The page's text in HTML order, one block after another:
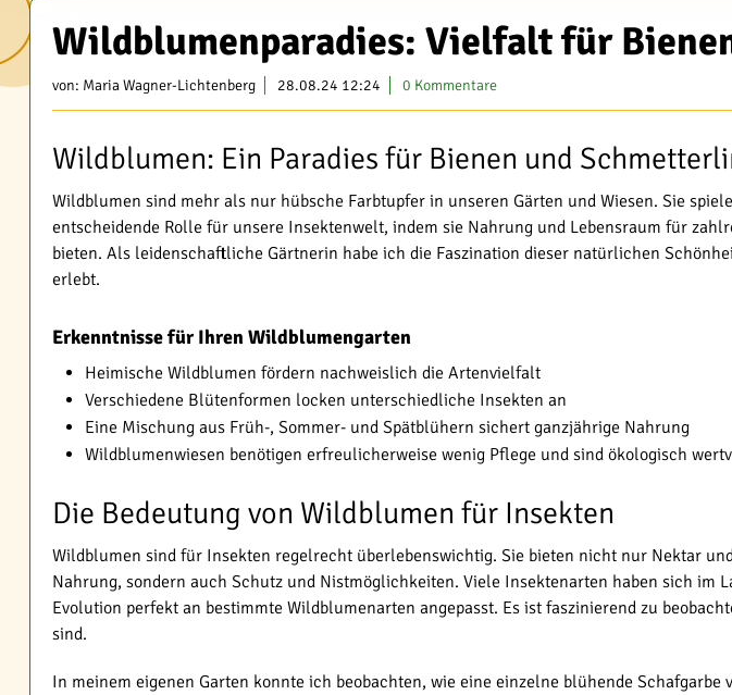
Wildblumenparadies: Vielfalt für
von: Maria Wagner-Lichtenberg 28.08.24 12:24 0 Kommentare
Wildblumen: Ein Paradies für Bienen und
Wildblumen sind mehr als nur hübsche Farbtupfer in unseren Gärten und Wiesen. Sie
entscheidende Rolle für unsere Insektenwelt, indem sie Nahrung und Lebensraum für
bieten. Als leidenschaftliche Gärtnerin habe ich die Faszination dieser natürlichen
erlebt.
Erkenntnisse für Ihren Wildblumengarten
Heimische Wildblumen fördern nachweislich die Artenvielfalt
Verschiedene Blütenformen locken unterschiedliche Insekten an
Eine Mischung aus Früh-, Sommer- und Spätblühern sichert ganzjährige Nahrung
Wildblumenwiesen benötigen erfreulicherweise wenig Pflege und sind ökologisch
Die Bedeutung von Wildblumen für Insekten
Wildblumen sind für Insekten regelrecht überlebenswichtig. Sie bieten nicht nur Nektar
Nahrung, sondern auch Schutz und Nistmöglichkeiten. Viele Insektenarten haben sich im
Evolution perfekt an bestimmte Wildblumenarten angepasst. Es ist faszinierend zu
sind.
In meinem eigenen Garten konnte ich beobachten, wie eine einzelne blühende